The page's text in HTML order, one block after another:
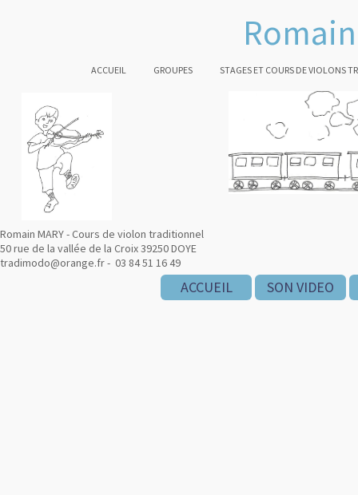
ACCUEIL GROUPES STAGES ET COURS DE VIOLONS
Romain MARY - Cours de violon traditionnel
50 rue de la vallée de la Croix 39250 DOYE
tradimodo@orange.fr - 03 84 51 16 49
ACCUEIL SON VIDEO